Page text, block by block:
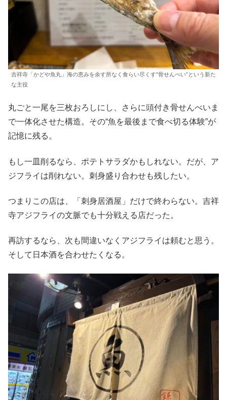
吉祥寺「かどや魚丸」海の恵みを余す所なく食らい尽くす”骨せんべい”という新た
な主役
丸ごと一尾を三枚おろしにし、さらに頭付き骨せんべいま
で一体化させた構造。その“魚を最後まで食べ切る体験”が
記憶に残る。
もし一皿削るなら、ポテトサラダかもしれない。だが、ア
ジフライは削れない。刺身盛り合わせも残したい。
つまりこの店は、「刺身居酒屋」だけで終わらない。吉祥
寺アジフライの文脈でも十分戦える店だった。
再訪するなら、次も間違いなくアジフライは頼むと思う。
そして日本酒を合わせたくなる。